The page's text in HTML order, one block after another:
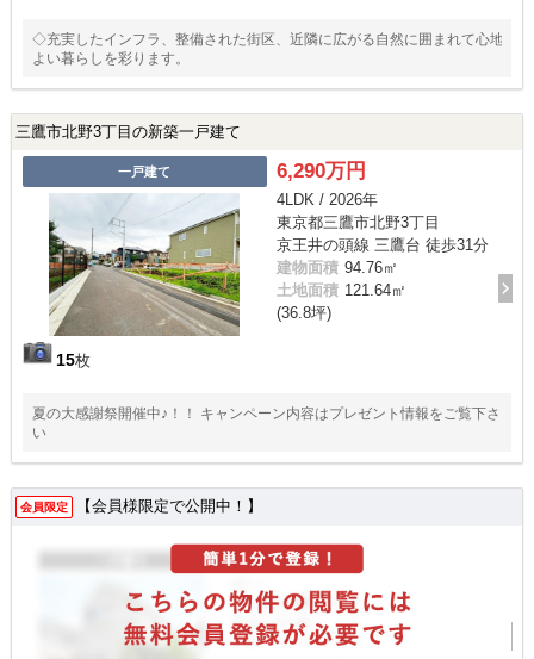
◇充実したインフラ、整備された街区、近隣に広がる自然に囲まれて心地
よい暮らしを彩ります。
三鷹市北野3丁目の新築一戸建て
一戸建て
15枚
6,290万円
4LDK / 2026年
東京都三鷹市北野3丁目
京王井の頭線 三鷹台 徒歩31分
建物面積 94.76㎡
土地面積 121.64㎡
(36.8坪)
夏の大感謝祭開催中♪！！ キャンペーン内容はプレゼント情報をご覧下さ
い
会員限定 【会員様限定で公開中！】